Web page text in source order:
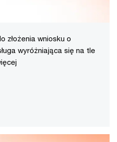
złożenia wniosku o
wyróżniająca się na tle